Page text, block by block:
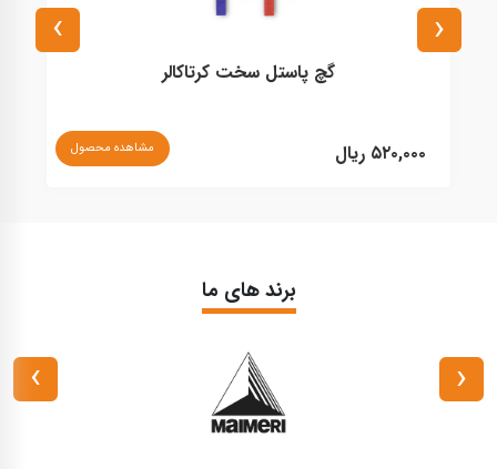
گچ پاستل سخت کرتاکالر
۵۲۰,۰۰۰ ریال مشاهده محصول
‹
›
برند های ما
‹
›